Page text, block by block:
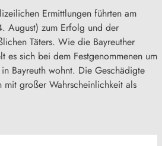
Ermittlungen führten am
August) zum Erfolg und der
Täters. Wie die Bayreuther
es sich bei dem Festgenommenen um
Bayreuth wohnt. Die Geschädigte
großer Wahrscheinlichkeit als